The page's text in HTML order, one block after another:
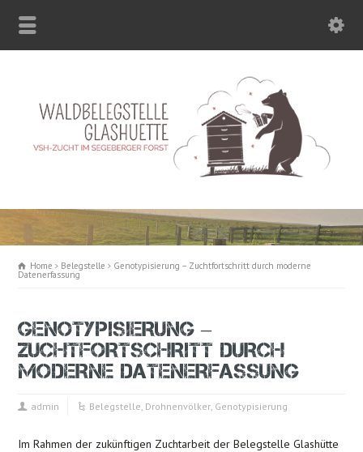
Home Belegstelle Genotypisierung – Zuchtfortschritt durch moderne
Datenerfassung
GENOTYPISIERUNG –
ZUCHTFORTSCHRITT DURCH
MODERNE DATENERFASSUNG
admin Belegstelle Drohnenvölker Genotypisierung
Im Rahmen der zukünftigen Zuchtarbeit der Belegstelle Glashütte